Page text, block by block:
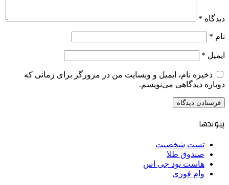
دیدگاه *
نام *
ایمیل *
ذخیره نام، ایمیل و وبسایت من در مرورگر برای زمانی که
دوباره دیدگاهی می‌نویسم.
پیوندها
تست شخصیت
صندوق طلا
هاست نود جی اس
وام فوری